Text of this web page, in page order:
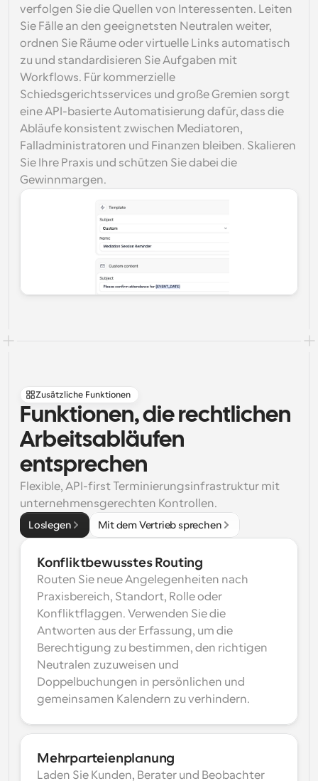
verfolgen Sie die Quellen von Interessenten. Leiten
Sie Fälle an den geeignetsten Neutralen weiter,
ordnen Sie Räume oder virtuelle Links automatisch
zu und standardisieren Sie Aufgaben mit
Workflows. Für kommerzielle
Schiedsgerichtsservices und große Gremien sorgt
eine API-basierte Automatisierung dafür, dass die
Abläufe konsistent zwischen Mediatoren,
Falladministratoren und Finanzen bleiben. Skalieren
Sie Ihre Praxis und schützen Sie dabei die
Gewinnmargen.
Zusätzliche Funktionen
Funktionen, die rechtlichen
Arbeitsabläufen
entsprechen
Flexible, API-first Terminierungsinfrastruktur mit
unternehmensgerechten Kontrollen.
Loslegen Mit dem Vertrieb sprechen
Konfliktbewusstes Routing
Routen Sie neue Angelegenheiten nach
Praxisbereich, Standort, Rolle oder
Konfliktflaggen. Verwenden Sie die
Antworten aus der Erfassung, um die
Berechtigung zu bestimmen, den richtigen
Neutralen zuzuweisen und
Doppelbuchungen in persönlichen und
gemeinsamen Kalendern zu verhindern.
Mehrparteienplanung
Laden Sie Kunden, Berater und Beobachter